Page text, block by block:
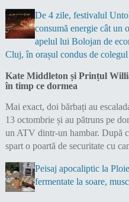
De 4 zile, festivalul
consumă energie cât un
apelul lui Bolojan de
Cluj, în orașul condus de
Kate Middleton și Prințul
în timp ce dormea
Mai exact, doi bărbați au
13 octombrie și au pătruns pe
un ATV dintr-un hambar. După
spart o poartă de securitate cu
Peisaj apocaliptic la
fermentate la soare,